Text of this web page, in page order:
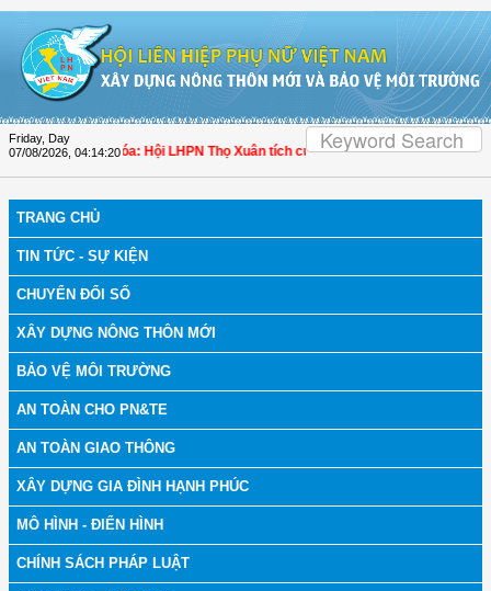
Friday, Day
07/08/2026 04:14:21
| Thanh Hóa: Hội LHPN Thọ Xuân tích cực góp phần nâng cao tỷ lệ người
TRANG CHỦ
TIN TỨC - SỰ KIỆN
CHUYỂN ĐỔI SỐ
XÂY DỰNG NÔNG THÔN MỚI
BẢO VỆ MÔI TRƯỜNG
AN TOÀN CHO PN&TE
AN TOÀN GIAO THÔNG
XÂY DỰNG GIA ĐÌNH HẠNH PHÚC
MÔ HÌNH - ĐIỂN HÌNH
CHÍNH SÁCH PHÁP LUẬT